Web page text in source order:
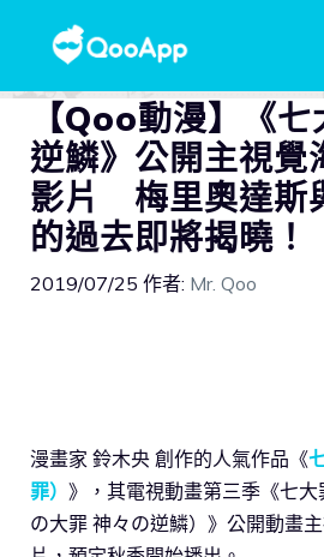
【Qoo動漫】《
逆鱗》公開主視覺
影片 梅里奧達斯
的過去即將揭曉！
2019/07/25 作者: Mr. Qoo
漫畫家 鈴木央 創作的人氣作品《
罪） 》，其電視動畫第三季《七
の大罪 神々の逆鱗）》公開動畫